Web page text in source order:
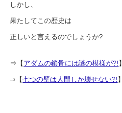
しかし、
果たしてこの歴史は
正しいと言えるのでしょうか?
⇒【アダムの鎖骨には謎の模様が?!】
⇒【七つの壁は人間しか壊せない?!】